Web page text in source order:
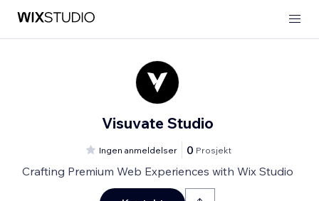
Visuvate Studio
Ingen anmeldelser 0 Prosjekt
Crafting Premium Web Experiences with Wix Studio